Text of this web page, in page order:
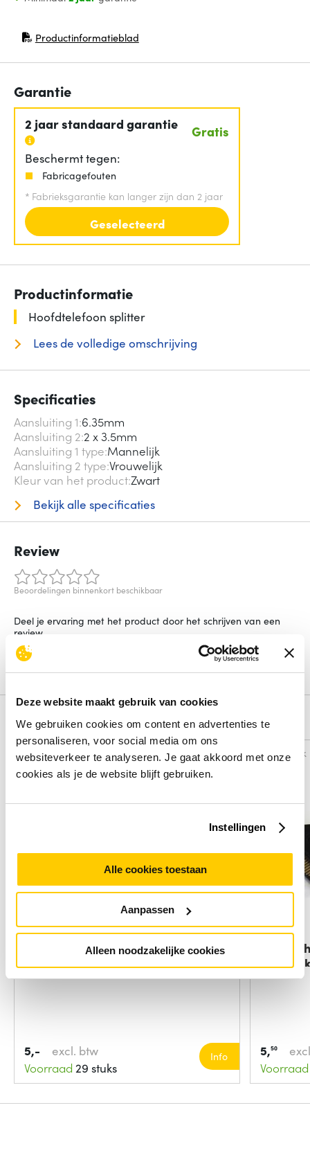
Deze website maakt gebruik van cookies
We gebruiken cookies om content en advertenties te
personaliseren, voor social media om ons
websiteverkeer te analyseren. Je gaat akkoord met onze
cookies als je de website blijft gebruiken.
Instellingen
Alle cookies toestaan
Aanpassen
Alleen noodzakelijke cookies
Productinformatieblad
(opent in nieuw venster)
Garantie
2 jaar standaard garantie Gratis
Beschermt tegen:
Fabricagefouten
* Fabrieksgarantie kan langer zijn dan 2 jaar
Geselecteerd
Productinformatie
Hoofdtelefoon splitter
Lees de volledige omschrijving
Specificaties
Aansluiting 1 6.35mm
Aansluiting 2 2 x 3.5mm
Aansluiting 1 type Mannelijk
Aansluiting 2 type Vrouwelijk
Kleur van het productZwart
Bekijk alle specificaties
Review
Beoordelingen binnenkort beschikbaar
Deel je ervaring met het product door het schrijven van een
review.
Schrijf een review
Alternatieven
Vergelijk
ACT Fiber optic SC-APC simplex
adapter
5,-
excl. btw
Voorraad 29 stuks
Info
Vergelijk
5,50
Voorraad